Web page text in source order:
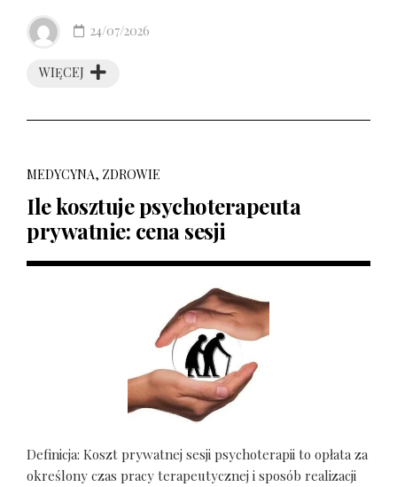
WIĘCEJ
24/07/2026
MEDYCYNA, ZDROWIE
Ile kosztuje psychoterapeuta
prywatnie: cena sesji
Definicja: Koszt prywatnej sesji psychoterapii to opłata za
określony czas pracy terapeutycznej i sposób realizacji